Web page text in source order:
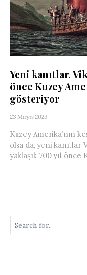
Yeni kanıtlar,
önce Kuzey
gösteriyor
23 Mayıs 2023
Kuzey Amerika’nın
olsa da, yeni kanıtlar
yaklaşık 700 yıl önce